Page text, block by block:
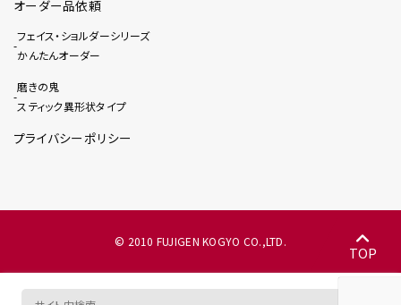
オーダー品依頼
フェイス・ショルダーシリーズ
かんたんオーダー
磨きの鬼
スティック異形状タイプ
プライバシーポリシー
© 2010 FUJIGEN KOGYO CO.,LTD.
TOP